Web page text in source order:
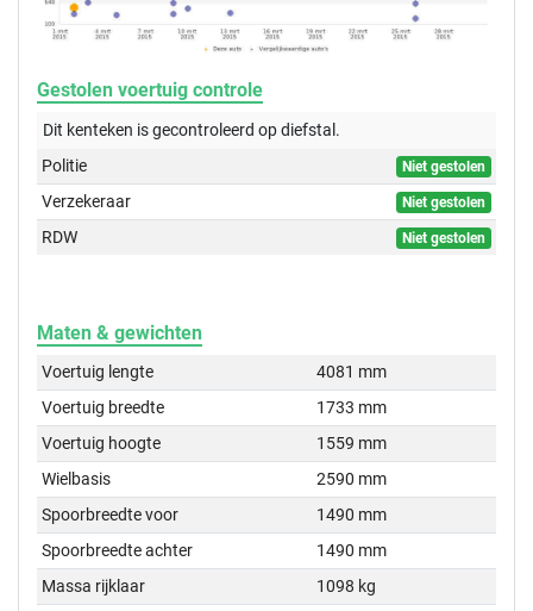
Gestolen voertuig controle
Dit kenteken is gecontroleerd opdiefstal.
Politie
Niet gestolen
Verzekeraar Niet gestolen
RDW Niet gestolen
Maten & gewichten
Voertuig lengte
4081 mm
Voertuig breedte
1733 mm
Voertuig hoogte
1559 mm
Wielbasis
2590 mm
Spoorbreedte voor
1490 mm
Spoorbreedte achter
1490 mm
Massa rijklaar
1098 kg